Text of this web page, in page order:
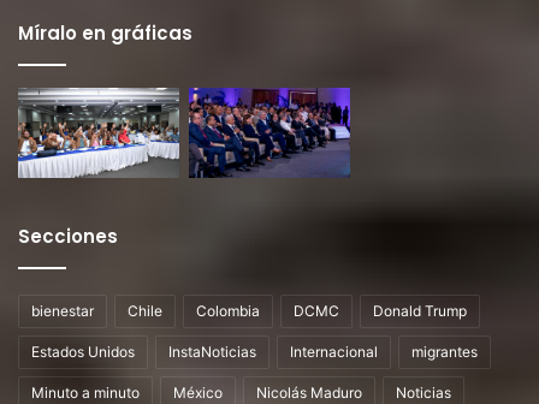
Míralo en gráficas
Secciones
bienestar Chile Colombia DCMC Donald Trump
Estados Unidos InstaNoticias Internacional migrantes
Minuto a minuto México Nicolás Maduro Noticias